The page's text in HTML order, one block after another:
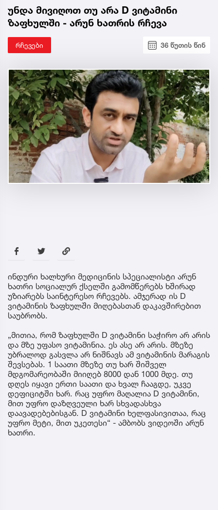
უნდა მივიღოთ თუ არა D ვიტამინი
ზაფხულში - არუნ ხათრის რჩევა
რჩევები 36 წუთის წინ
ინდური ხალხური მედიცინის სპეციალისტი არუნ
ხათრი სოციალურ ქსელში გამომწერებს ხშირად
უზიარებს საინტერესო რჩევებს. ამჯერად ის D
ვიტამინის ზაფხულში მიღებასთან დაკავშირებით
საუბრობს.
„მითია, რომ ზაფხულში D ვიტამინი საჭირო არ არის
და მზე უფასო ვიტამინია. ეს ასე არ არის. მზეზე
უბრალოდ გასვლა არ ნიშნავს ამ ვიტამინის მარაგის
შევსებას. 1 საათი მზეზე თუ ხარ შიშველ
მდგომარეობაში მიიღებ 8000 დან 1000 მდე. თუ
დღეს იყავი ერთი საათი და ხვალ ჩააგდე, უკვე
დეფიციტში ხარ. რაც უფრო მაღალია D ვიტამინი,
მით უფრო დაზღვეული ხარ სხვადასხვა
დაავადებებისგან. D ვიტამინი ხელფასივითაა, რაც
უფრო მეტი, მით უკეთესი“ - ამბობს ვიდეოში არუნ
ხათრი.